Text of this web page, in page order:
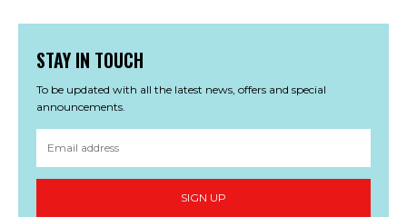
STAY IN TOUCH
To be updated with all the latest news, offers and special
announcements.
SIGN UP